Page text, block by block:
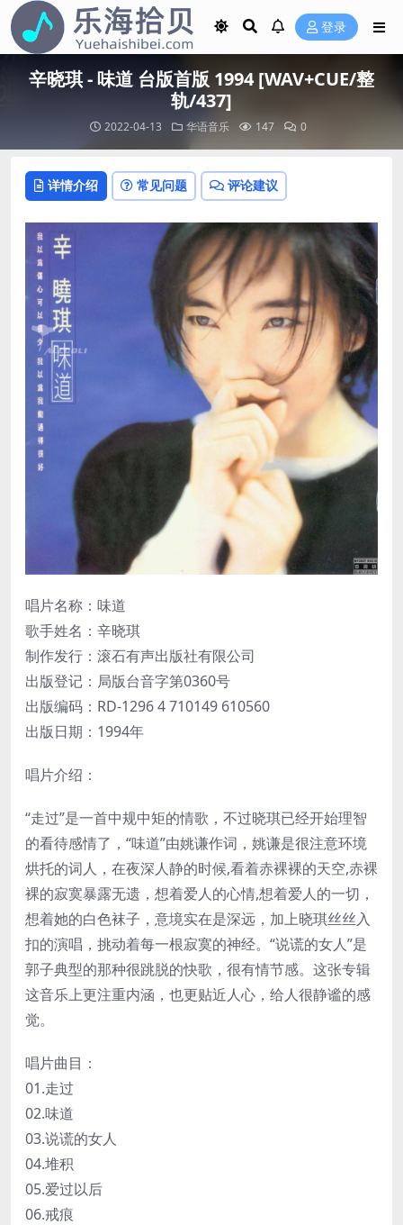
登录
辛晓琪 - 味道 台版首版 1994 [WAV+CUE/整
轨/437]
2022-04-13 华语音乐 147 0
详情介绍 常见问题 评论建议
唱片名称：味道
歌手姓名：辛晓琪
制作发行：滚石有声出版社有限公司
出版登记：局版台音字第0360号
出版编码：RD-1296 4 710149 610560
出版日期：1994年
唱片介绍：
“走过”是一首中规中矩的情歌，不过晓琪已经开始理智
的看待感情了，“味道”由姚谦作词，姚谦是很注意环境
烘托的词人，在夜深人静的时候,看着赤裸裸的天空,赤裸
裸的寂寞暴露无遗，想着爱人的心情,想着爱人的一切，
想着她的白色袜子，意境实在是深远，加上晓琪丝丝入
扣的演唱，挑动着每一根寂寞的神经。“说谎的女人”是
郭子典型的那种很跳脱的快歌，很有情节感。这张专辑
这音乐上更注重内涵，也更贴近人心，给人很静谧的感
觉。
唱片曲目：
01.走过
02.味道
03.说谎的女人
04.堆积
05.爱过以后
06.戒痕